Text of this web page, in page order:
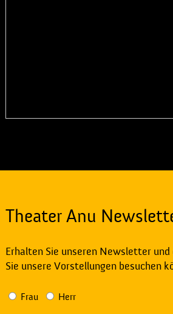
Theater Anu
Erhalten Sie unseren Newsletter und
Sie unsere Vorstellungen besuchen
Frau Herr